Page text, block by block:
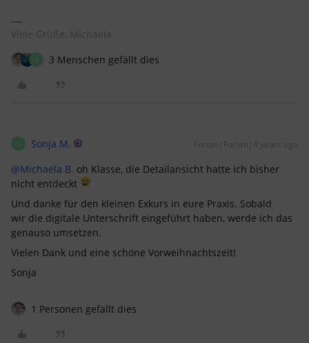
Viele Grüße, Michaela
3 Menschen gefällt dies
Sonja M. Forum|Forum|4 years ago
@Michaela B. oh Klasse, die Detailansicht hatte ich bisher
nicht entdeckt
Und danke für den kleinen Exkurs in eure Praxis. Sobald
wir die digitale Unterschrift eingeführt haben, werde ich das
genauso umsetzen.
Vielen Dank und eine schöne Vorweihnachtszeit!
Sonja
1 Personen gefällt dies